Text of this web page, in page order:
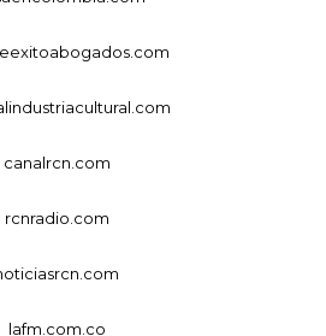
canalrcn.com
rcnradio.com
lafm.com.co